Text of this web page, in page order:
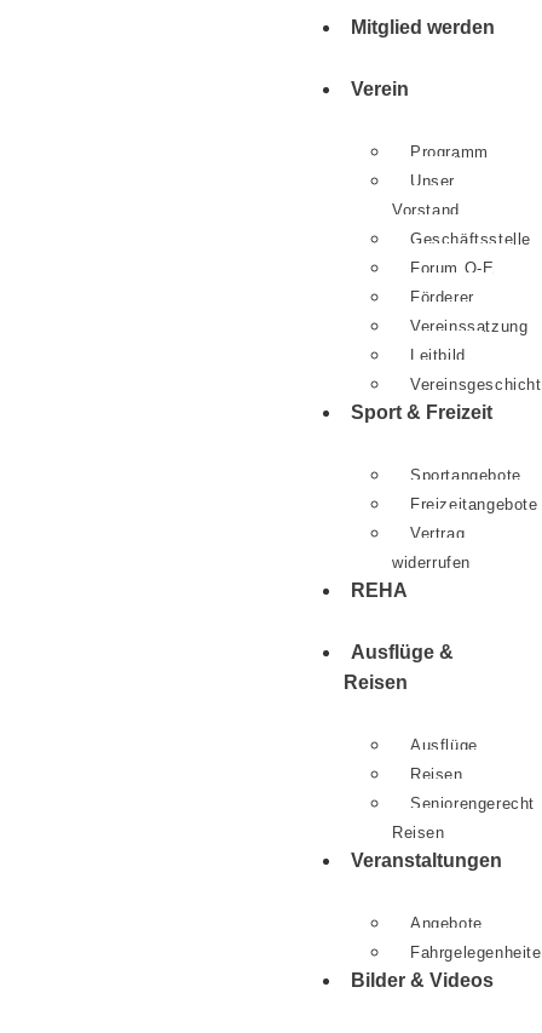
Mitglied werden
Verein
Programm
Unser
Vorstand
Geschäftsstelle
Forum O-E
Förderer
Vereinssatzung
Leitbild
Sport & Freizeit
Sportangebote
Freizeitangebote
Vertrag
widerrufen
REHA
Ausflüge &
Reisen
Ausflüge
Reisen
Seniorengerecht
Reisen
Veranstaltungen
Angebote
Bilder & Videos